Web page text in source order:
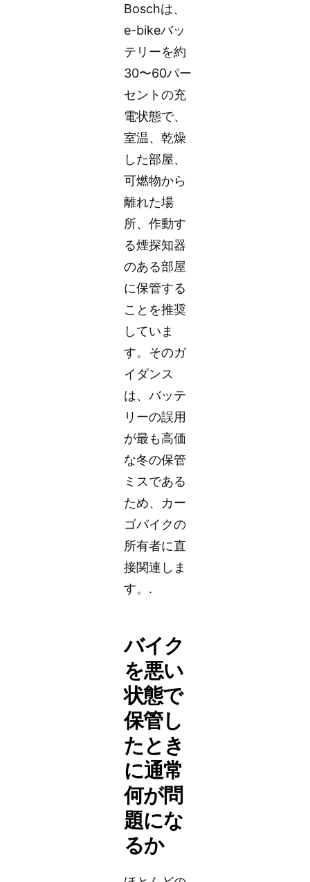
Boschは、
e-bikeバッ
テリーを約
30〜60パー
セントの充
電状態で、
室温、乾燥
した部屋、
可燃物から
離れた場
所、作動す
る煙探知器
のある部屋
に保管する
ことを推奨
していま
す。そのガ
イダンス
は、バッテ
リーの誤用
が最も高価
な冬の保管
ミスである
ため、カー
ゴバイクの
所有者に直
接関連しま
す。.
バイク
を悪い
状態で
保管し
たとき
に通常
何が問
題にな
るか